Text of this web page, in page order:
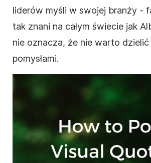
liderów myśli w swojej branży -
tak znani na całym świecie jak
nie oznacza, że nie warto dzielić
pomysłami.